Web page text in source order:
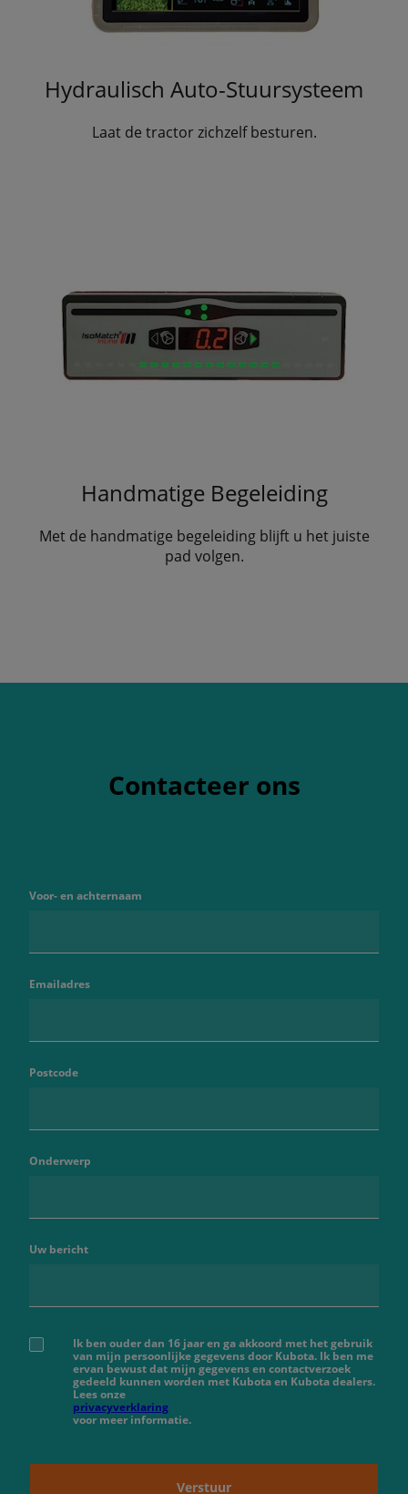
Hydraulisch Auto-Stuursysteem
Laat de tractor zichzelf besturen.
Handmatige Begeleiding
Met de handmatige begeleiding blijft u het juiste
pad volgen.
Contacteer ons
Voor- en achternaam
Emailadres
Postcode
Onderwerp
Uw bericht
Ik ben ouder dan 16 jaar en ga akkoord met het gebruik
van mijn persoonlijke gegevens door Kubota. Ik ben me
ervan bewust dat mijn gegevens en contactverzoek
gedeeld kunnen worden met Kubota en Kubota dealers.
Lees onze
privacyverklaring
voor meer informatie.
Verstuur